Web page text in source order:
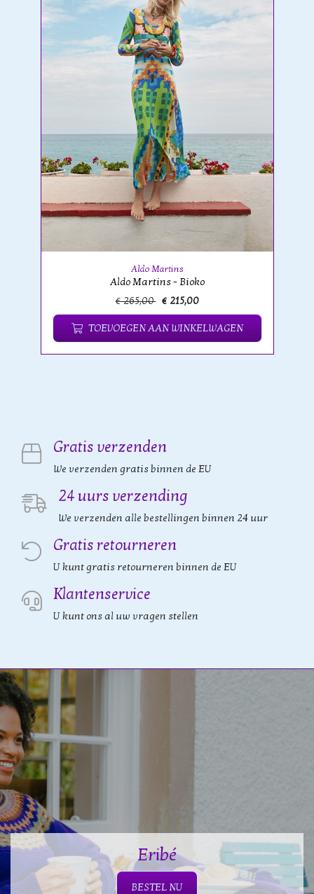
Aldo Martins
Aldo Martins - Bioko
€ 265,00 € 215,00
TOEVOEGEN AAN WINKELWAGEN
Gratis verzenden
We verzenden gratis binnen de EU
24 uurs verzending
We verzenden alle bestellingen binnen 24 uur
Gratis retourneren
U kunt gratis retourneren binnen de EU
Klantenservice
U kunt ons al uw vragen stellen
Eribé
BESTEL NU